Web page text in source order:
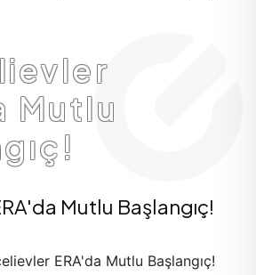
Mutlu
Mutlu Başlangıç!